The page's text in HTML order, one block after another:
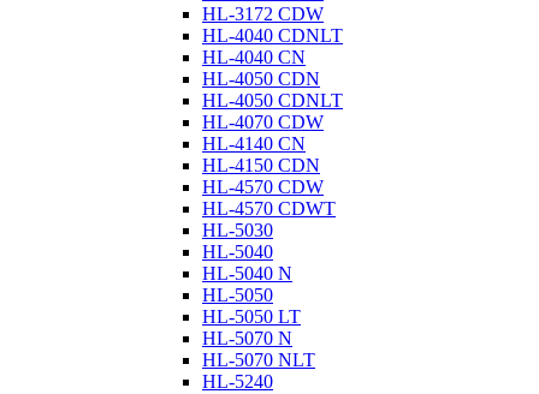
HL-3172 CDW
HL-4040 CDNLT
HL-4040 CN
HL-4050 CDN
HL-4050 CDNLT
HL-4070 CDW
HL-4140 CN
HL-4150 CDN
HL-4570 CDW
HL-4570 CDWT
HL-5030
HL-5040
HL-5040 N
HL-5050
HL-5050 LT
HL-5070 N
HL-5070 NLT
HL-5240